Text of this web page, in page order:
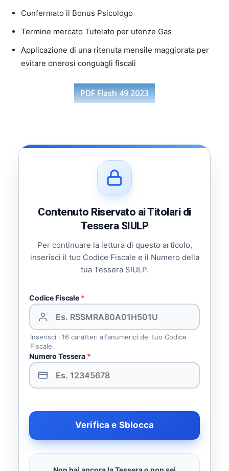
Confermato il Bonus Psicologo
Termine mercato Tutelato per utenze Gas
Applicazione di una ritenuta mensile maggiorata per
evitare onerosi conguagli fiscali
PDF Flash 49 2023
Contenuto Riservato ai Titolari di
Tessera SIULP
Per continuare la lettura di questo articolo,
inserisci il tuo Codice Fiscale e il Numero della
tua Tessera SIULP.
Codice Fiscale *
Inserisci i 16 caratteri alfanumerici del tuo Codice
Fiscale.
Numero Tessera *
Verifica e Sblocca